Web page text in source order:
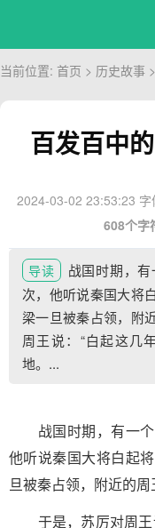
当前位置: 首页 > 历史故事
百发百中
2024-03-02 23:53:23 字
608个字
导读
战国时期，
次，他听说秦国大将
梁一旦被秦占领，附
周王说：“白起这几
地。...
战国时期，有一个
他听说秦国大将白起
旦被秦占领，附近的周
于是，苏厉对周王